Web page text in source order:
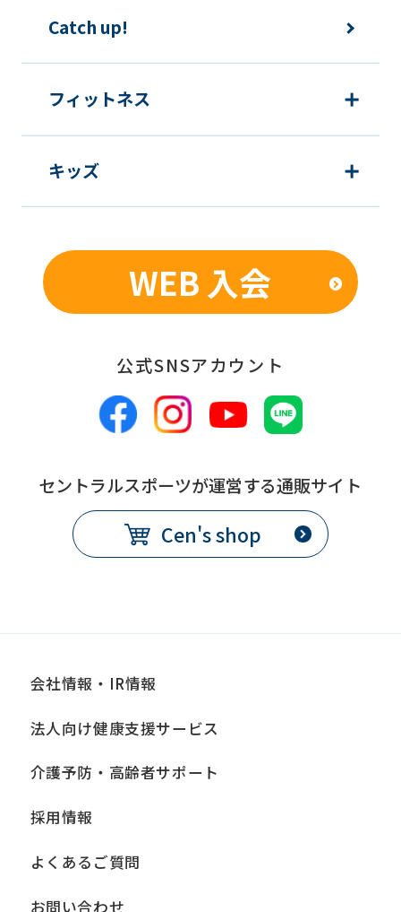
Catch up!
フィットネス
キッズ
WEB 入会
公式SNSアカウント
セントラルスポーツが運営する通販サイト
Cen's shop
会社情報・IR情報
法人向け健康支援サービス
介護予防・高齢者サポート
採用情報
よくあるご質問
お問い合わせ